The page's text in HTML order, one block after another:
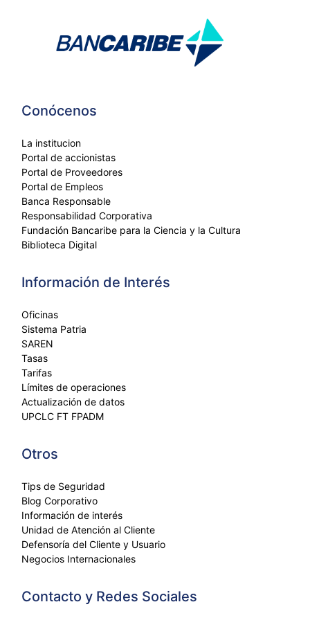
Conócenos
La institucion
Portal de accionistas
Portal de Proveedores
Portal de Empleos
Banca Responsable
Responsabilidad Corporativa
Fundación Bancaribe para la Ciencia y la Cultura
Biblioteca Digital
Información de Interés
Oficinas
Sistema Patria
SAREN
Tasas
Tarifas
Límites de operaciones
Actualización de datos
UPCLC FT FPADM
Otros
Tips de Seguridad
Blog Corporativo
Información de interés
Unidad de Atención al Cliente
Defensoría del Cliente y Usuario
Negocios Internacionales
Contacto y Redes Sociales